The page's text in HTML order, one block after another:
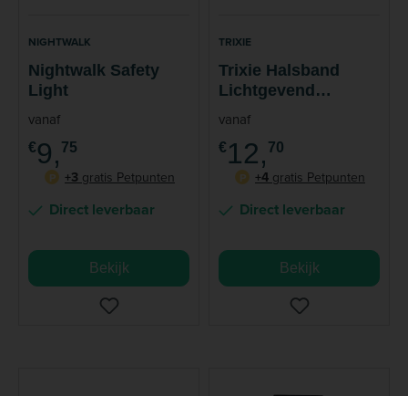
NIGHTWALK
Nightwalk Safety
Light
vanaf
€9, 75
P
+3 gratis Petpunten
Direct leverbaar
Bekijk
TRIXIE
Trixie Halsband
Lichtgevend
Meerkleurig Hond
vanaf
€12, 70
P
+4 gratis Petpunten
Direct leverbaar
Bekijk